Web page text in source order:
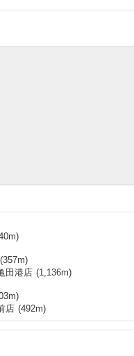
m)
(357m)
田港店 (1,136m)
m)
店 (492m)